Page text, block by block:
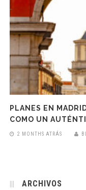
PLANES EN
COMO UN
2 MONTHS ATRÁS
ARCHIVOS